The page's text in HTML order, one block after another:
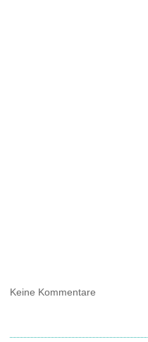
Keine Kommentare